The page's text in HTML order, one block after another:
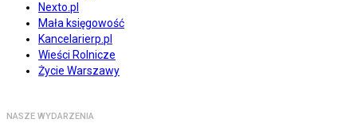
Nexto.pl
Mała księgowość
Kancelarierp.pl
Wieści Rolnicze
Życie Warszawy
NASZE WYDARZENIA